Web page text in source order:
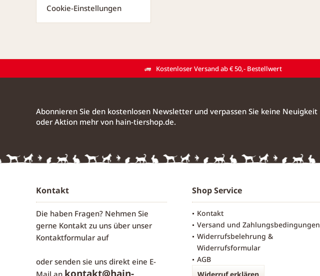
Cookie-Einstellungen
Kostenloser Versand ab € 50,- Bestellwert
Abonnieren Sie den kostenlosen Newsletter und verpassen Sie keine Neuigkeit
oder Aktion mehr von hain-tiershop.de.
Kontakt
Die haben Fragen? Nehmen Sie
gerne Kontakt zu uns über unser
Kontaktformular auf
oder senden sie uns direkt eine E-
Mail an
Shop Service
Kontakt
Versand und Zahlungsbedingungen
Widerrufsbelehrung &
Widerrufsformular
AGB